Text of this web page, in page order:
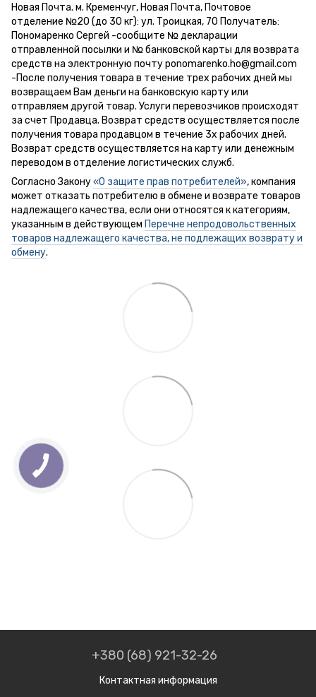
Новая Почта. м. Кременчуг, Новая Почта, Почтовое
отделение №20 (до 30 кг): ул. Троицкая, 70 Получатель:
Пономаренко Сергей -сообщите № декларации
отправленной посылки и № банковской карты для возврата
средств на электронную почту ponomarenko.ho@gmail.com
-После получения товара в течение трех рабочих дней мы
возвращаем Вам деньги на банковскую карту или
отправляем другой товар. Услуги перевозчиков происходят
за счет Продавца. Возврат средств осуществляется после
получения товара продавцом в течение 3х рабочих дней.
Возврат средств осуществляется на карту или денежным
переводом в отделение логистических служб.
Согласно Закону«О защите прав потребителей», компания
может отказать потребителю в обмене и возврате товаров
надлежащего качества, если они относятся к категориям,
указанным в действующем Перечне непродовольственных
товаров надлежащего качества, не подлежащих возврату и
обмену.
+380 (68) 921-32-26
Контактная информация